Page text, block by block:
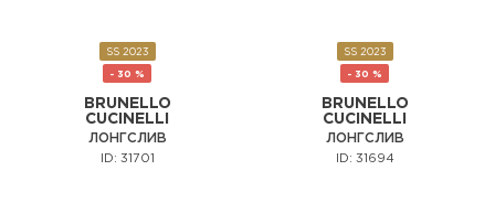
SS 2023
- 30 %
BRUNELLO
CUCINELLI
ЛОНГСЛИВ
ID: 31701
SS 2023
- 30 %
BRUNELLO
CUCINELLI
ЛОНГСЛИВ
ID: 31694